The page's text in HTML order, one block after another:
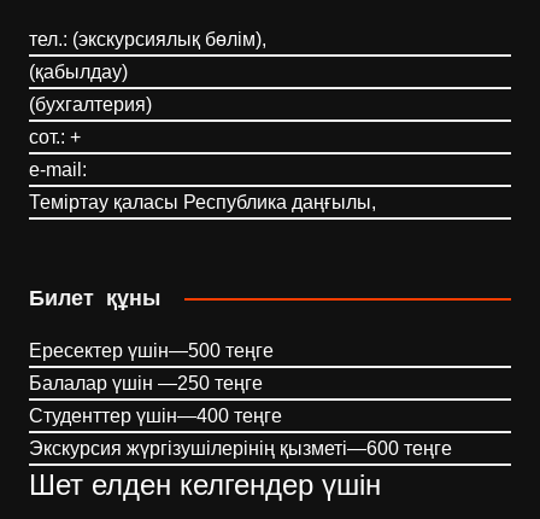
тел.: (экскурсиялық бөлім),
(қабылдау)
(бухгалтерия)
сот.: +
e-mail:
Теміртау қаласы Республика даңғылы,
Билет құны
Ересектер үшін—500 теңге
Балалар үшін —250 теңге
Студенттер үшін—400 теңге
Экскурсия жүргізушілерінің қызметі—600 теңге
Шет елден келгендер үшін